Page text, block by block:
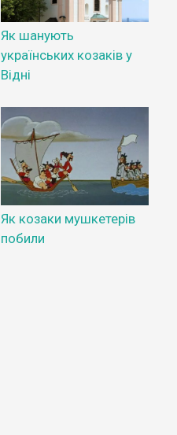
Як шанують
українських козаків у
Відні
Як козаки мушкетерів
побили